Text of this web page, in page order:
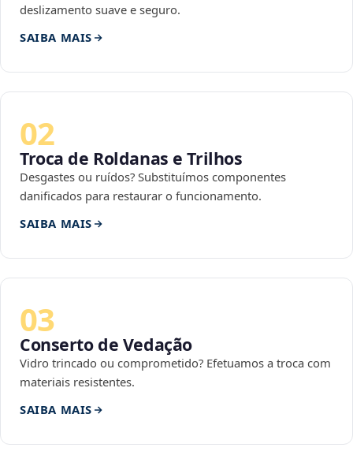
deslizamento suave e seguro.
SAIBA MAIS
02
Troca de Roldanas e Trilhos
Desgastes ou ruídos? Substituímos componentes
danificados para restaurar o funcionamento.
SAIBA MAIS
03
Conserto de Vedação
Vidro trincado ou comprometido? Efetuamos a troca com
materiais resistentes.
SAIBA MAIS